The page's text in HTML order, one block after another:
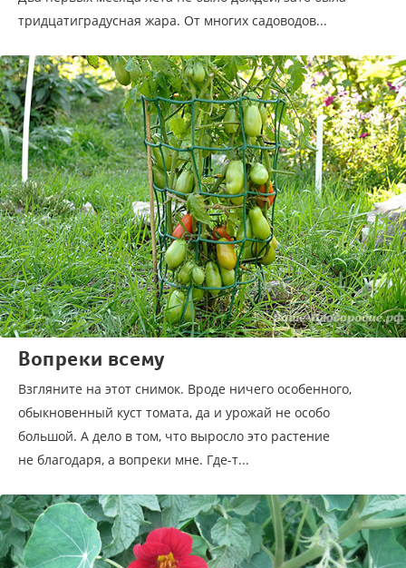
тридцатиградусная жара. От многих садоводов...
Вопреки всему
Взгляните на этот снимок. Вроде ничего особенного,
обыкновенный куст томата, да и урожай не особо
большой. А дело в том, что выросло это растение
не благодаря, а вопреки мне. Где-т...